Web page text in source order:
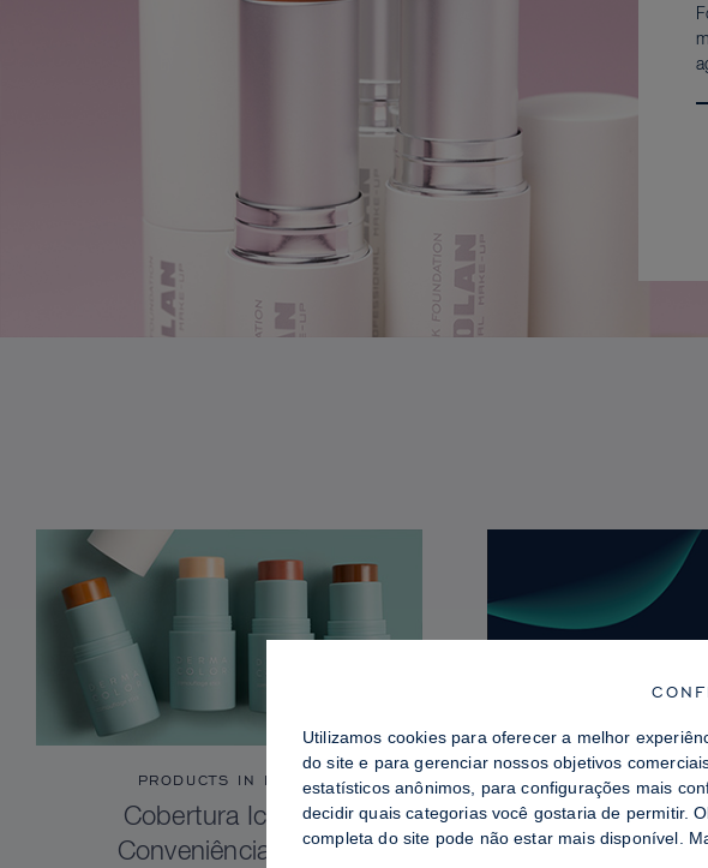
PRODUCTS IN FOCUS
Cobertura Icônica.
Conveniência Total.
Utilizamos cookies para oferecer a melhor
do site e para gerenciar nossos objetivos
estatísticos anônimos, para configurações mais
decidir quais categorias você gostaria de permitir.
completa do site pode não estar mais disponível.